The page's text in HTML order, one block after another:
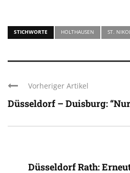
STICHWORTE HOLTHAUSEN ST.
Vorheriger Artikel
Düsseldorf – Duisburg:
Düsseldorf Rath: